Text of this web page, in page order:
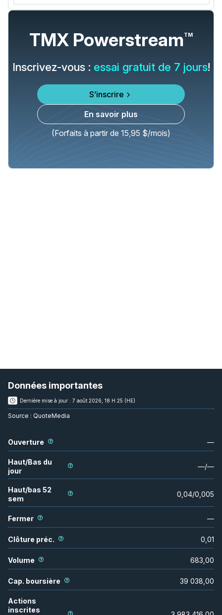
TMX PowerstreamTM
Inscrivez-vous : essai gratuit de 7 jours!
S’inscrire
En savoir plus
(Forfaits à partir de 15,95 $/mois)
Données importantes
Dernière mise à jour : 7 août 2026, 18 H 25 (HE)
Source : QuoteMedia
Ouverture —
Haut/Bas du
jour
—/—
Haut/bas 52
sem
0,04/0,005
Fermer —
Clôture préc. 0,01
Volume 683,00
Cap. boursière 39 038,00
Actions
inscrites